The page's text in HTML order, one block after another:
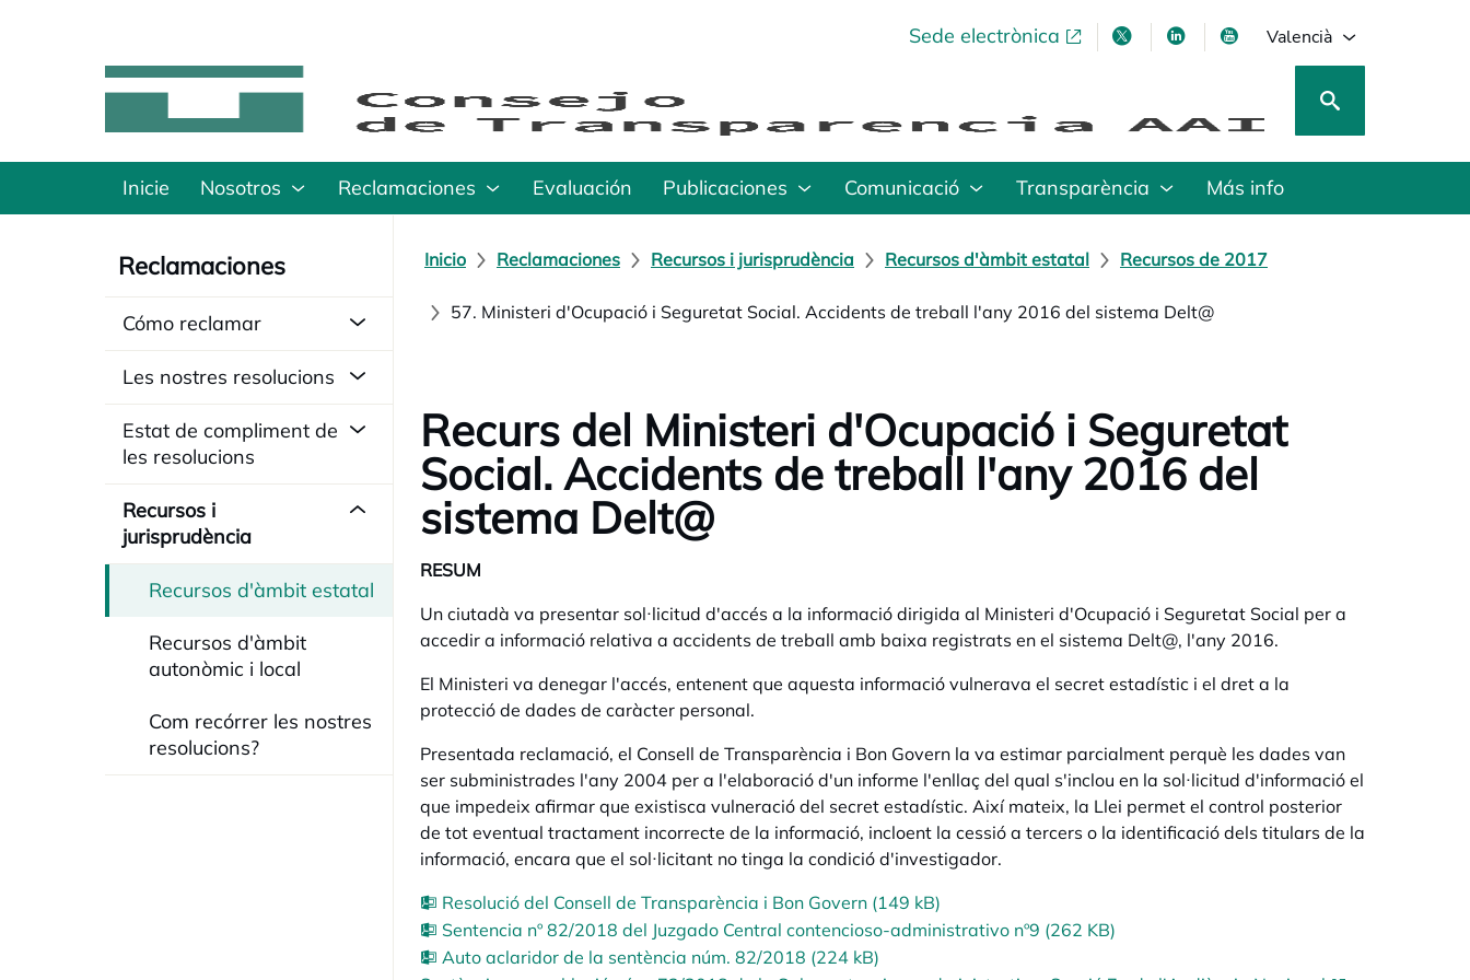
Sede electrònicaopens in a new tabopens in a new tab
opens in a new tab
opens in a new tab
Valencià
Inicie Nosotros Reclamaciones Evaluación Publicaciones Comunicació Transparència Más info
Reclamaciones
Cómo reclamar
Les nostres resolucions
Estat de compliment de
les resolucions
Recursos i
jurisprudència
Recursos d'àmbit estatal
Recursos d'àmbit
autonòmic i local
Com recórrer les nostres
resolucions?
Inicio Reclamaciones Recursos i jurisprudència Recursos d'àmbit estatal Recursos de 2017
57. Ministeri d'Ocupació i Seguretat Social. Accidents de treball l'any 2016 del sistema Delt@
Recurs del Ministeri d'Ocupació i Seguretat
Social. Accidents de treball l'any 2016 del
sistema Delt@
RESUM
Un ciutadà va presentar sol·licitud d'accés a la informació dirigida al Ministeri d'Ocupació i Seguretat Social per a
accedir a informació relativa a accidents de treball amb baixa registrats en el sistema Delt@, l'any 2016.
El Ministeri va denegar l'accés, entenent que aquesta informació vulnerava el secret estadístic i el dret a la
protecció de dades de caràcter personal.
Presentada reclamació, el Consell de Transparència i Bon Govern la va estimar parcialment perquè les dades van
ser subministrades l'any 2004 per a l'elaboració d'un informe l'enllaç del qual s'inclou en la sol·licitud d'informació el
que impedeix afirmar que existisca vulneració del secret estadístic. Així mateix, la Llei permet el control posterior
de tot eventual tractament incorrecte de la informació, incloent la cessió a tercers o la identificació dels titulars de la
informació, encara que el sol·licitant no tinga la condició d'investigador.
Resolució del Consell de Transparència i Bon Govern (149 kB)
Sentencia nº 82/2018 del Juzgado Central contencioso-administrativo nº9 (262 KB)
Auto aclaridor de la sentència núm. 82/2018 (224 kB)